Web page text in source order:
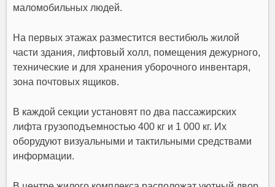
маломобильных людей.
На первых этажах разместится вестибюль жилой
части здания, лифтовый холл, помещения дежурного,
технические и для хранения уборочного инвентаря,
зона почтовых ящиков.
В каждой секции установят по два пассажирских
лифта грузоподъемностью 400 кг и 1 000 кг. Их
оборудуют визуальными и тактильными средствами
информации.